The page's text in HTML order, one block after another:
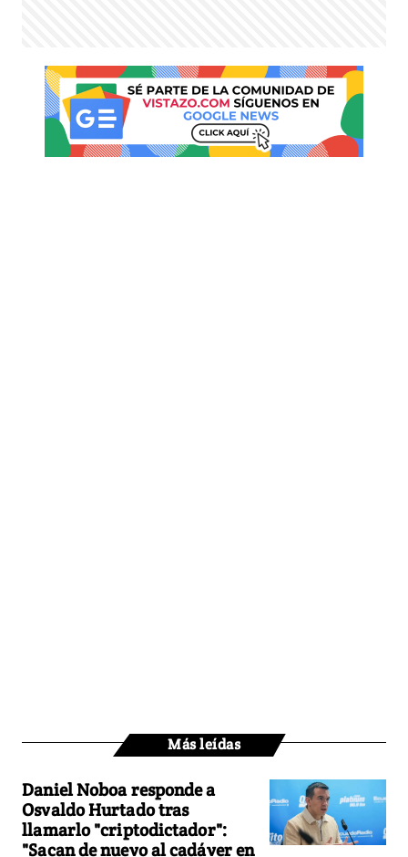
Más leídas
Daniel Noboa responde a
Osvaldo Hurtado tras
llamarlo "criptodictador":
"Sacan de nuevo al cadáver en